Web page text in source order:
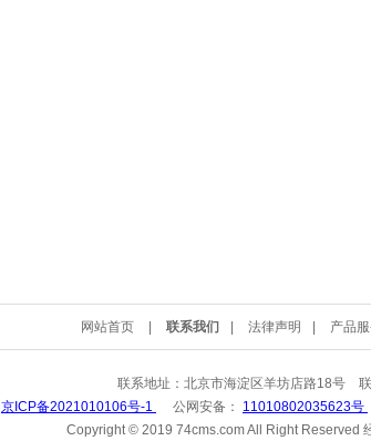
网站首页 联系我们 法律声明 产品
联系地址：北京市海淀区羊坊店路18号
京ICP备2021010106号-1 公网安备： 11010802035623号
Copyright © 2019 74cms.com All Right Reserved